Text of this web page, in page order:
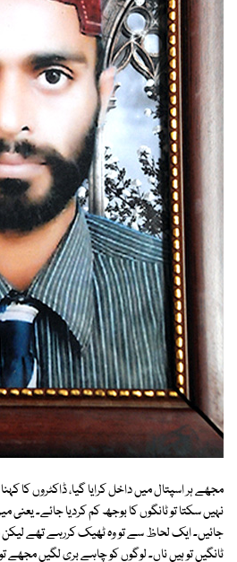
مجھے ہر اسپتال میں داخل کرایا گیا، ڈاکٹروں کا
نہیں سکتا تو ٹانگوں کا بوجھ کم کردیا جائے۔
جائیں۔ ایک لحاظ سے تو وہ ٹھیک کررہے تھے لیکن
ٹانگیں تو ہیں ناں۔ لوگوں کو چاہے بری لگیں